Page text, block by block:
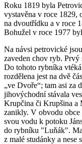
Roku 1819 byla
vystavěna v roce 1829,
na dvoutřídku a v roce
Bohužel v roce 1977
Na návsi petrovické
zaveden chov ryb. Prvý
Do tohoto rybníka
rozdělena jest na dvě
„ve Dvoře“; tam asi za
jihovýchodní stávala
Krupčina či Krupšina a
zanikly. V obvodu
svou vodu k potoku
do rybníku "Luňák".
z malé studánky a